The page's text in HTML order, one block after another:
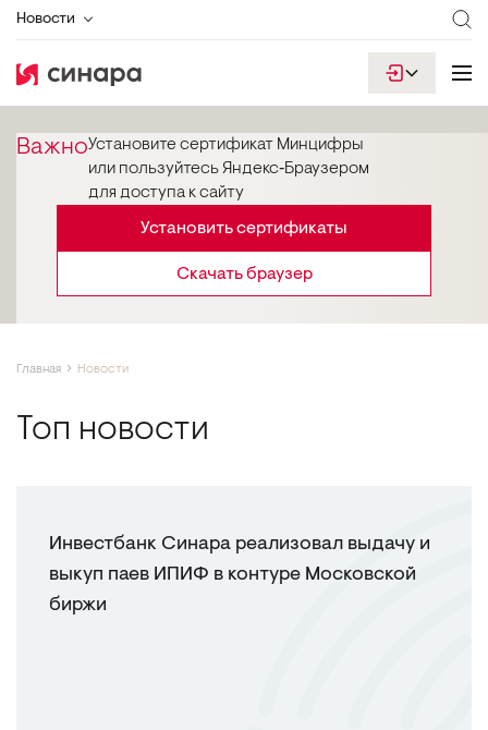
Новости
ВажноУстановите сертификат Минцифры
или пользуйтесь Яндекс‑Браузером
для доступа к сайту
Установить сертификаты
Скачать браузер
Главная Новости
Топ новости
Инвестбанк Синара реализовал выдачу и
выкуп паев ИПИФ в контуре Московской
биржи